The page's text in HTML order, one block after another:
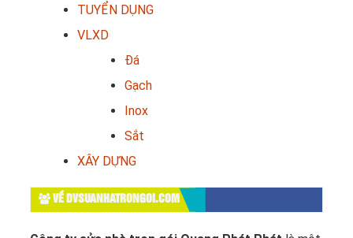
TUYỂN DỤNG
VLXD
Đá
Gạch
Inox
Sắt
XÂY DỰNG
VỀ DVSUANHATRONGOI.COM